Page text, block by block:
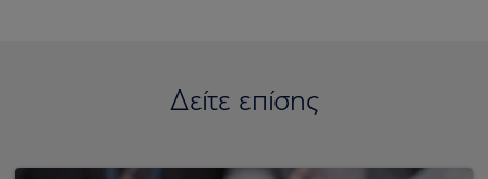
Δείτε επίσης